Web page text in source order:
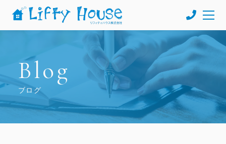
Blog
ブログ